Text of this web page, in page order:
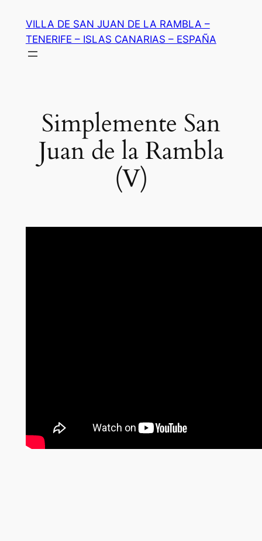
contenido
VILLA DE SAN JUAN DE LA RAMBLA –
TENERIFE – ISLAS CANARIAS – ESPAÑA
Simplemente San
Juan de la Rambla
(V)